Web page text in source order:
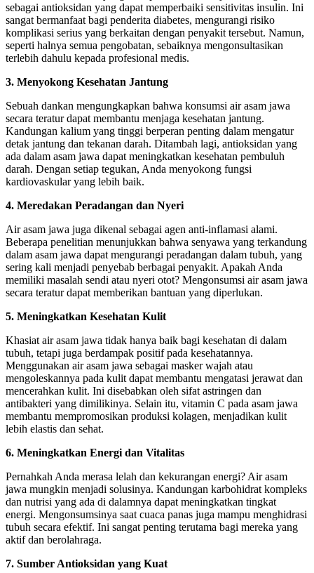
sebagai antioksidan yang dapat memperbaiki sensitivitas insulin. Ini
sangat bermanfaat bagi penderita diabetes, mengurangi risiko
komplikasi serius yang berkaitan dengan penyakit tersebut. Namun,
seperti halnya semua pengobatan, sebaiknya mengonsultasikan
terlebih dahulu kepada profesional medis.
3. Menyokong Kesehatan Jantung
Sebuah dankan mengungkapkan bahwa konsumsi air asam jawa
secara teratur dapat membantu menjaga kesehatan jantung.
Kandungan kalium yang tinggi berperan penting dalam mengatur
detak jantung dan tekanan darah. Ditambah lagi, antioksidan yang
ada dalam asam jawa dapat meningkatkan kesehatan pembuluh
darah. Dengan setiap tegukan, Anda menyokong fungsi
kardiovaskular yang lebih baik.
4. Meredakan Peradangan dan Nyeri
Air asam jawa juga dikenal sebagai agen anti-inflamasi alami.
Beberapa penelitian menunjukkan bahwa senyawa yang terkandung
dalam asam jawa dapat mengurangi peradangan dalam tubuh, yang
sering kali menjadi penyebab berbagai penyakit. Apakah Anda
memiliki masalah sendi atau nyeri otot? Mengonsumsi air asam jawa
secara teratur dapat memberikan bantuan yang diperlukan.
5. Meningkatkan Kesehatan Kulit
Khasiat air asam jawa tidak hanya baik bagi kesehatan di dalam
tubuh, tetapi juga berdampak positif pada kesehatannya.
Menggunakan air asam jawa sebagai masker wajah atau
mengoleskannya pada kulit dapat membantu mengatasi jerawat dan
mencerahkan kulit. Ini disebabkan oleh sifat astringen dan
antibakteri yang dimilikinya. Selain itu, vitamin C pada asam jawa
membantu mempromosikan produksi kolagen, menjadikan kulit
lebih elastis dan sehat.
6. Meningkatkan Energi dan Vitalitas
Pernahkah Anda merasa lelah dan kekurangan energi? Air asam
jawa mungkin menjadi solusinya. Kandungan karbohidrat kompleks
dan nutrisi yang ada di dalamnya dapat meningkatkan tingkat
energi. Mengonsumsinya saat cuaca panas juga mampu menghidrasi
tubuh secara efektif. Ini sangat penting terutama bagi mereka yang
aktif dan berolahraga.
7. Sumber Antioksidan yang Kuat